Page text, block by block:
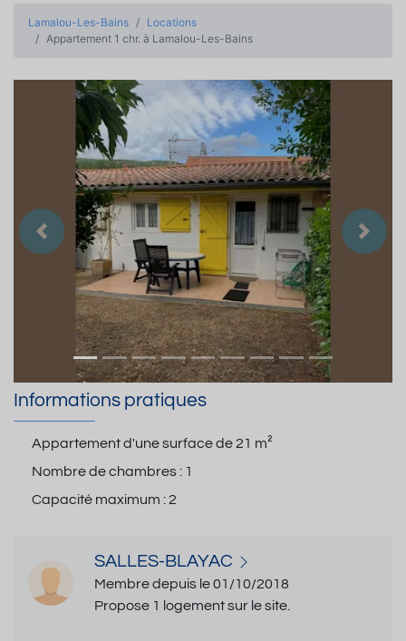
Lamalou-Les-Bains
Locations
Appartement 1 chr. à Lamalou-Les-Bains
Précedent
Informations pratiques
Appartement d'une surface de21 m²
Nombre de chambres : 1
Capacité maximum :2
SALLES-BLAYAC
Membre depuis le 01/10/2018
Propose 1 logement sur le site.